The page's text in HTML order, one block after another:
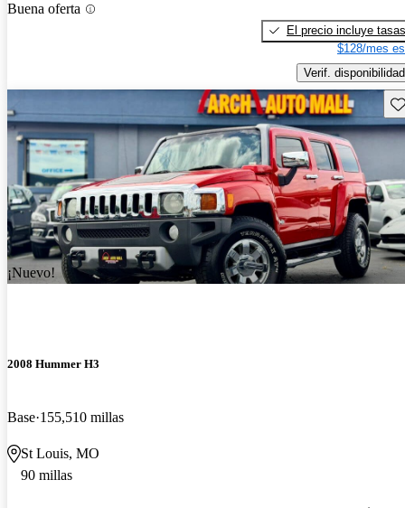
Buena oferta
El precio incluye tasas
$128/mes
Verif. disponibilidad
¡Nuevo!
2008 Hummer H3
Base 155,510 millas
St Louis, MO
90 millas